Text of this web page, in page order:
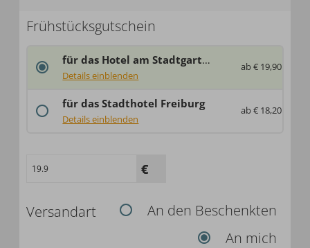
Frühstücksgutschein
ab € 19,90
für das Hotel am Stadtgarten
Details einblenden
...
ab € 18,20
für das Stadthotel Freiburg
Details einblenden
...
Versandart
An den Beschenkten
An mich